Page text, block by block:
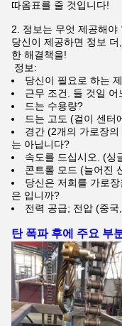
따옴표를 줄 것입니다!
2. 정보는 무엇 제공해
당신이 제공하면 정보
한 해결책을!
정보:
당신이 필요로 하는
근무 조건. 들 것일
드는 수용량?
드는 고도 (걸이 센터
경간 (2개의 가로장
는 아닙니다?
속도를 드십시오. (싱
콘트롤 모드 (늘어진
당신은 저희를 가로
은 입니까?
전력 공급; 전압 (중
탄 폭파 후에 주요 부